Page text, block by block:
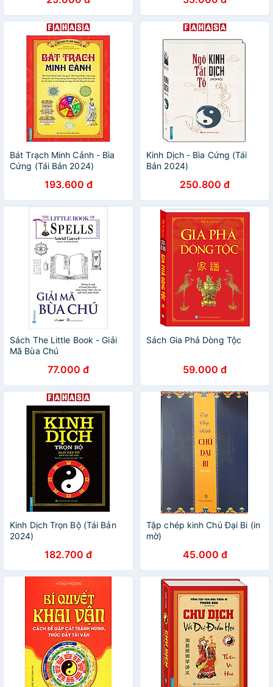
Bát Trạch Minh Cảnh - Bìa
Cứng (Tái Bản 2024)
193.600 đ
Kinh Dịch - Bìa Cứng (Tái
Bản 2024)
250.800 đ
Sách The Little Book - Giải
Mã Bùa Chú
77.000 đ
Sách Gia Phả Dòng Tộc
59.000 đ
Kinh Dịch Trọn Bộ (Tái Bản
2024)
182.700 đ
Tập chép kinh Chú Đại Bi (in
mờ)
45.000 đ